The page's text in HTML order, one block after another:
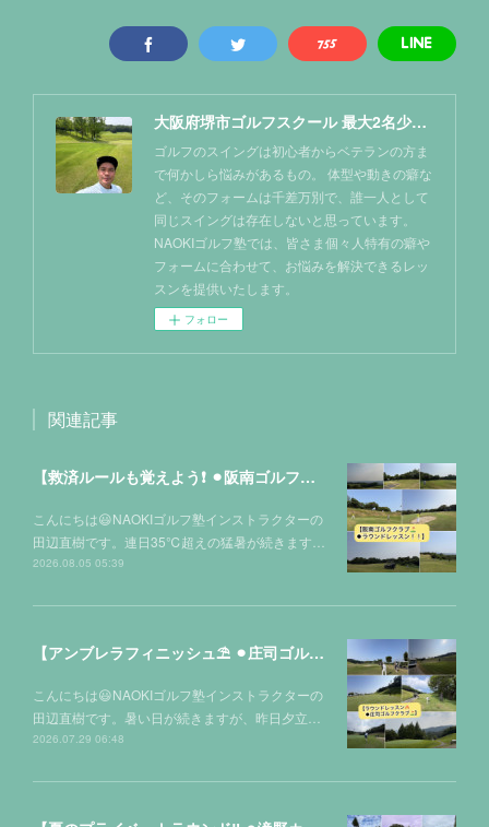
大阪府堺市ゴルフスクール 最大2名少人数レッスン NAOKIゴルフ塾
ゴルフのスイングは初心者からベテランの方ま
で何かしら悩みがあるもの。 体型や動きの癖な
ど、そのフォームは千差万別で、誰一人として
同じスイングは存在しないと思っています。
NAOKIゴルフ塾では、皆さま個々人特有の癖や
フォームに合わせて、お悩みを解決できるレッ
スンを提供いたします。
フォロー
関連記事
【救済ルールも覚えよう❗️ ⚫︎阪南ゴルフクラブ⛳️】
こんにちは😃NAOKIゴルフ塾インストラクターの
田辺直樹です。連日35℃超えの猛暑が続きます…
2026.08.05 05:39
【アンブレラフィニッシュ⛱️ ⚫︎庄司ゴルフクラブ⛳️】
こんにちは😃NAOKIゴルフ塾インストラクターの
田辺直樹です。暑い日が続きますが、昨日夕立…
2026.07.29 06:48